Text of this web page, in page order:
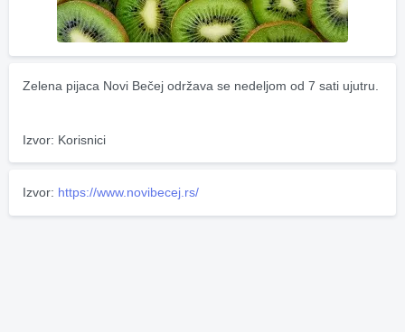
Zelena pijaca Novi Bečej održava se nedeljom od 7 sati ujutru.
Izvor: Korisnici
Izvor: https://www.novibecej.rs/